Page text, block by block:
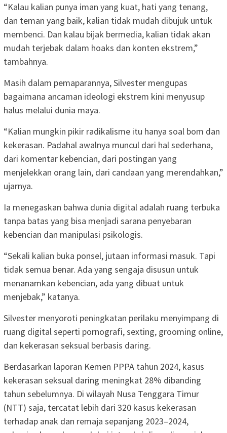
“Kalau kalian punya iman yang kuat, hati yang tenang,
dan teman yang baik, kalian tidak mudah dibujuk untuk
membenci. Dan kalau bijak bermedia, kalian tidak akan
mudah terjebak dalam hoaks dan konten ekstrem,”
tambahnya.
Masih dalam pemaparannya, Silvester mengupas
bagaimana ancaman ideologi ekstrem kini menyusup
halus melalui dunia maya.
“Kalian mungkin pikir radikalisme itu hanya soal bom dan
kekerasan. Padahal awalnya muncul dari hal sederhana,
dari komentar kebencian, dari postingan yang
menjelekkan orang lain, dari candaan yang merendahkan,”
ujarnya.
Ia menegaskan bahwa dunia digital adalah ruang terbuka
tanpa batas yang bisa menjadi sarana penyebaran
kebencian dan manipulasi psikologis.
“Sekali kalian buka ponsel, jutaan informasi masuk. Tapi
tidak semua benar. Ada yang sengaja disusun untuk
menanamkan kebencian, ada yang dibuat untuk
menjebak,” katanya.
Silvester menyoroti peningkatan perilaku menyimpang di
ruang digital seperti pornografi, sexting, grooming online,
dan kekerasan seksual berbasis daring.
Berdasarkan laporan Kemen PPPA tahun 2024, kasus
kekerasan seksual daring meningkat 28% dibanding
tahun sebelumnya. Di wilayah Nusa Tenggara Timur
(NTT) saja, tercatat lebih dari 320 kasus kekerasan
terhadap anak dan remaja sepanjang 2023–2024,